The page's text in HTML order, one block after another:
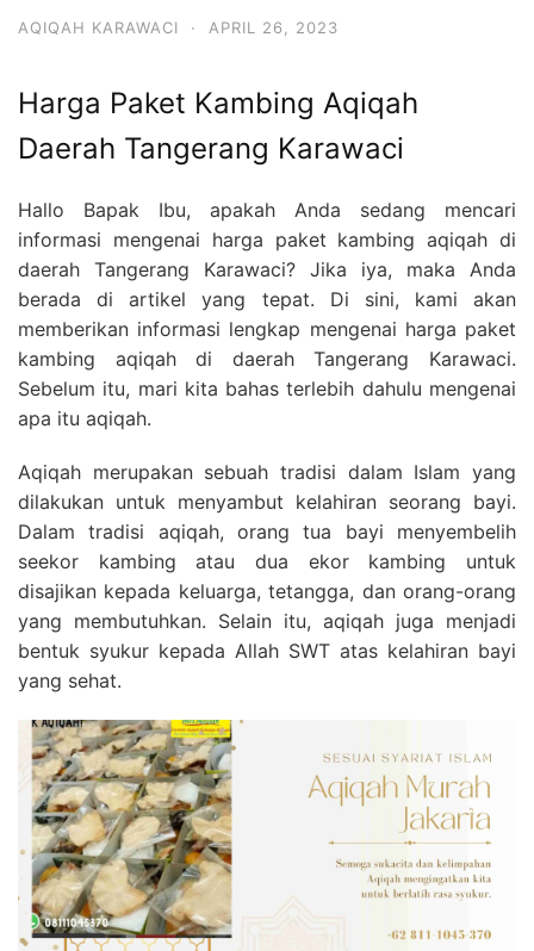
AQIQAH KARAWACI · APRIL 26, 2023
Harga Paket Kambing Aqiqah
Daerah Tangerang Karawaci
Hallo Bapak Ibu, apakah Anda sedang mencari
informasi mengenai harga paket kambing aqiqah di
daerah Tangerang Karawaci? Jika iya, maka Anda
berada di artikel yang tepat. Di sini, kami akan
memberikan informasi lengkap mengenai harga paket
kambing aqiqah di daerah Tangerang Karawaci.
Sebelum itu, mari kita bahas terlebih dahulu mengenai
apa itu aqiqah.
Aqiqah merupakan sebuah tradisi dalam Islam yang
dilakukan untuk menyambut kelahiran seorang bayi.
Dalam tradisi aqiqah, orang tua bayi menyembelih
seekor kambing atau dua ekor kambing untuk
disajikan kepada keluarga, tetangga, dan orang-orang
yang membutuhkan. Selain itu, aqiqah juga menjadi
bentuk syukur kepada Allah SWT atas kelahiran bayi
yang sehat.